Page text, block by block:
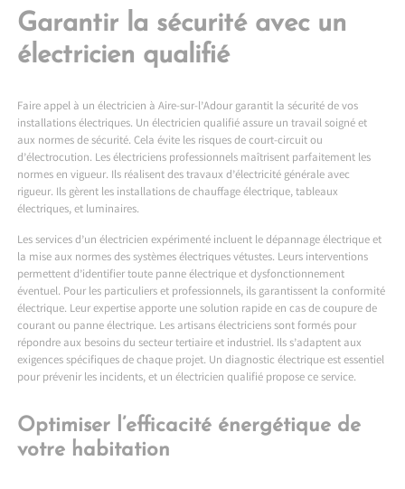
Garantir la sécurité avec un
électricien qualifié
Faire appel à unélectricien à Aire-sur-l’Adourgarantit la sécurité de vos
installations électriques. Un électricien qualifié assure un travail soigné et
aux normes de sécurité. Cela évite les risques de court-circuit ou
d’électrocution. Les électriciens professionnels maîtrisent parfaitement les
normes en vigueur. Ils réalisent des travaux d’électricité générale avec
rigueur. Ils gèrent les installations de chauffage électrique, tableaux
électriques, et luminaires.
Les services d’un électricien expérimenté incluent le dépannage électrique et
la mise aux normes des systèmes électriques vétustes. Leurs interventions
permettent d’identifier toute panne électrique et dysfonctionnement
éventuel. Pour les particuliers et professionnels, ils garantissent la conformité
électrique. Leur expertise apporte une solution rapide en cas de coupure de
courant ou panne électrique. Les artisans électriciens sont formés pour
répondre aux besoins du secteur tertiaire et industriel. Ils s’adaptent aux
exigences spécifiques de chaque projet. Un diagnostic électrique est essentiel
pour prévenir les incidents, et un électricien qualifié propose ce service.
Optimiser l’efficacité énergétique de
votre habitation